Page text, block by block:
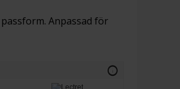
Anpassad för
info